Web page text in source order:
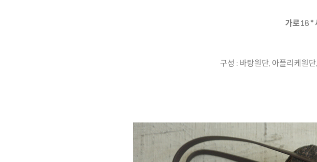
가로18 *
구성 : 바탕원단, 아플리케원